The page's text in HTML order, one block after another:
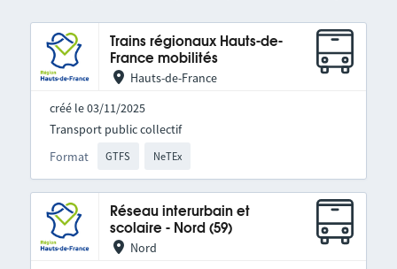
Trains régionaux Hauts-de-
France mobilités
Hauts-de-France
créé le 03/11/2025
Format GTFS NeTEx
Transport public collectif
Réseau interurbain et
scolaire - Nord (59)
Nord